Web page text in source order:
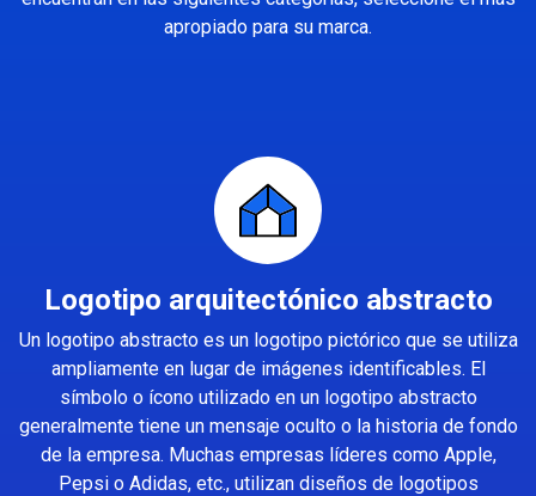
apropiado para su marca.
Logotipo arquitectónico abstracto
Un logotipo abstracto es un logotipo pictórico que se utiliza
ampliamente en lugar de imágenes identificables. El
símbolo o ícono utilizado en un logotipo abstracto
generalmente tiene un mensaje oculto o la historia de fondo
de la empresa. Muchas empresas líderes como Apple,
Pepsi o Adidas, etc., utilizan diseños de logotipos